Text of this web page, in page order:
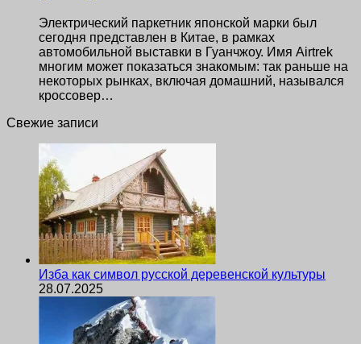
Электрический паркетник японской марки был
сегодня представлен в Китае, в рамках
автомобильной выставки в Гуанчжоу. Имя Airtrek
многим может показаться знакомым: так раньше на
некоторых рынках, включая домашний, назывался
кроссовер…
Свежие записи
Изба как символ русской деревенской культуры
28.07.2025